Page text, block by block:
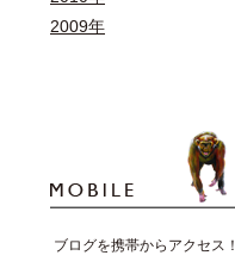
2009年
ブログを携帯からアクセス！